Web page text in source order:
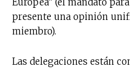
presente una opinión
miembro).
Las delegaciones están